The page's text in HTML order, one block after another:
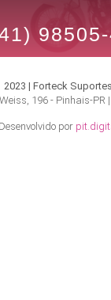
2023 | Forteck Suportes
196 - Pinhais-PR
Desenvolvido por